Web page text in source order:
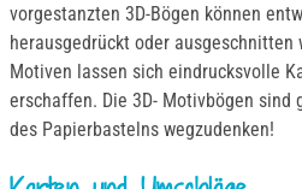
vorgestanzten 3D-Bögen können
herausgedrückt oder
Motiven lassen sich eindrucksvolle
erschaffen. Die 3D- Motivbögen sind
des Papierbastelns wegzudenken!